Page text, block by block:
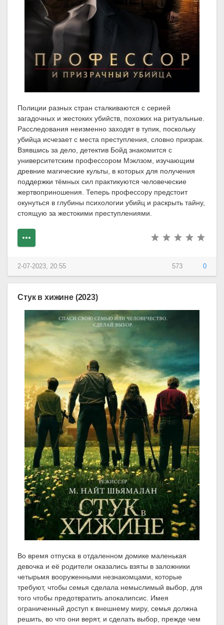
Полиции разных стран сталкиваются с серией
загадочных и жестоких убийств, похожих на ритуальные.
Расследования неизменно заходят в тупик, поскольку
убийца исчезает с места преступления, словно призрак.
Взявшись за дело, детектив Бойд знакомится с
университетским профессором Мэклзом, изучающим
древние магические культы, в которых для получения
поддержки тёмных сил практикуются человеческие
жертвоприношения. Теперь профессору предстоит
окунуться в глубины психологии убийц и раскрыть тайну,
стоящую за жестокими преступлениями.
573 0
2-07-2023, 20:55
Стук в хижине (2023)
Во время отпуска в отдаленном домике маленькая
девочка и её родители оказались взяты в заложники
четырьмя вооруженными незнакомцами, которые
требуют, чтобы семья сделала немыслимый выбор, для
того чтобы предотвратить апокалипсис. Имея
ограниченный доступ к внешнему миру, семья должна
решить, во что они верят, и сделать выбор, прежде чем